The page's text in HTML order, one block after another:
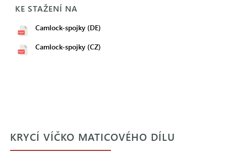
KE STAŽENÍ NA
Camlock-spojky (DE)
Camlock-spojky (CZ)
KRYCÍ VÍČKO MATICOVÉHO DÍLU